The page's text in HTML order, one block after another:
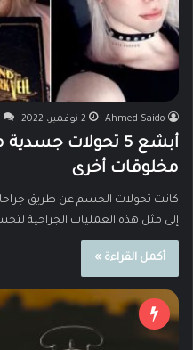
Ahmed Saido 2 نوفمبر، 2022
أبشع 5 تحولات
مخلوقات أخرى
كانت تحولات الجسم عن طريق
إلى مثل هذه العمليات الجراحية
أكمل القراءة »